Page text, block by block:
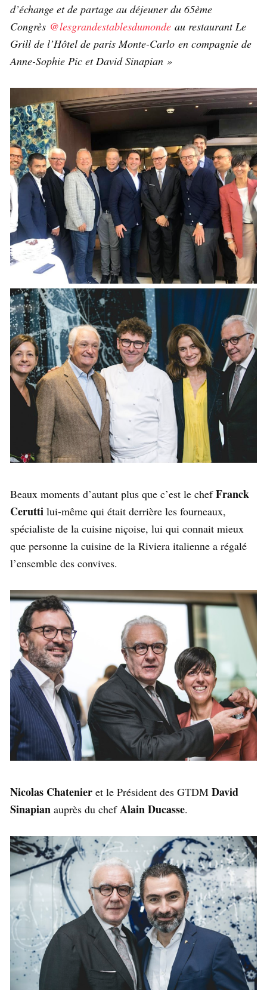
d’échange et de partage au déjeuner du 65ème
Congrès @lesgrandestablesdumonde au restaurant Le
Grill de l’Hôtel de paris Monte-Carlo en compagnie de
Anne-Sophie Pic et David Sinapian »
Beaux moments d’autant plus que c’est le chefFranck
Cerutti lui-même qui était derrière les fourneaux,
spécialiste de la cuisine niçoise, lui qui connait mieux
que personne la cuisine de la Riviera italienne a régalé
l’ensemble des convives.
Nicolas Chatenier et le Président des GTDM David
Sinapian auprès du chefAlain Ducasse.